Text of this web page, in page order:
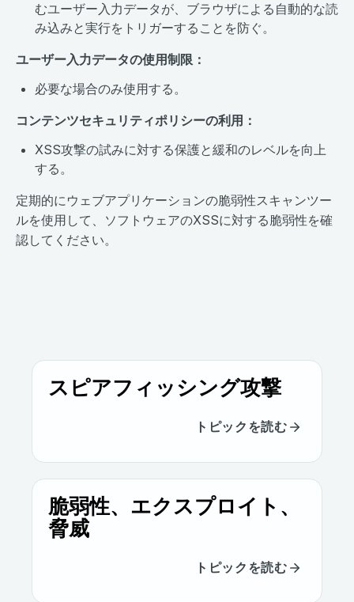
むユーザー入力データが、ブラウザによる自動的な読
み込みと実行をトリガーすることを防ぐ。
ユーザー入力データの使用制限：
必要な場合のみ使用する。
コンテンツセキュリティポリシーの利用：
XSS攻撃の試みに対する保護と緩和のレベルを向上
する。
定期的にウェブアプリケーションの脆弱性スキャンツー
ルを使用して、ソフトウェアのXSSに対する脆弱性を確
認してください。
スピアフィッシング攻撃
トピックを読む
脆弱性、エクスプロイト、
脅威
トピックを読む